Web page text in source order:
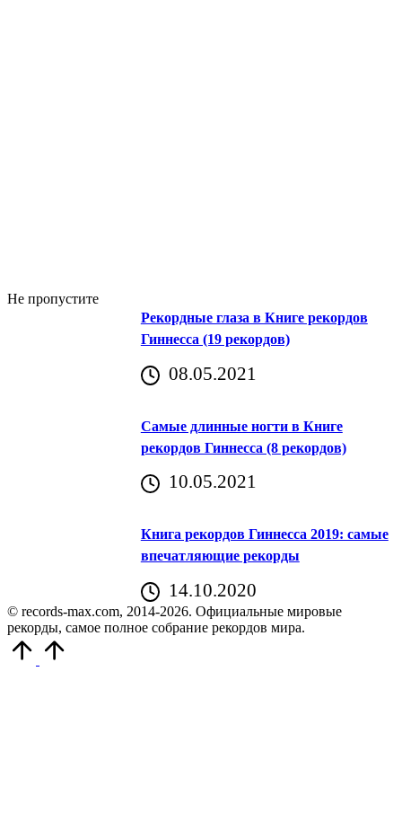
Не пропустите
Рекордные глаза в Книге рекордов
Гиннесса (19 рекордов)
08.05.2021
Самые длинные ногти в Книге
рекордов Гиннесса (8 рекордов)
10.05.2021
Книга рекордов Гиннесса 2019: самые
впечатляющие рекорды
14.10.2020
© records-max.com, 2014-2026. Официальные мировые
рекорды, самое полное собрание рекордов мира.